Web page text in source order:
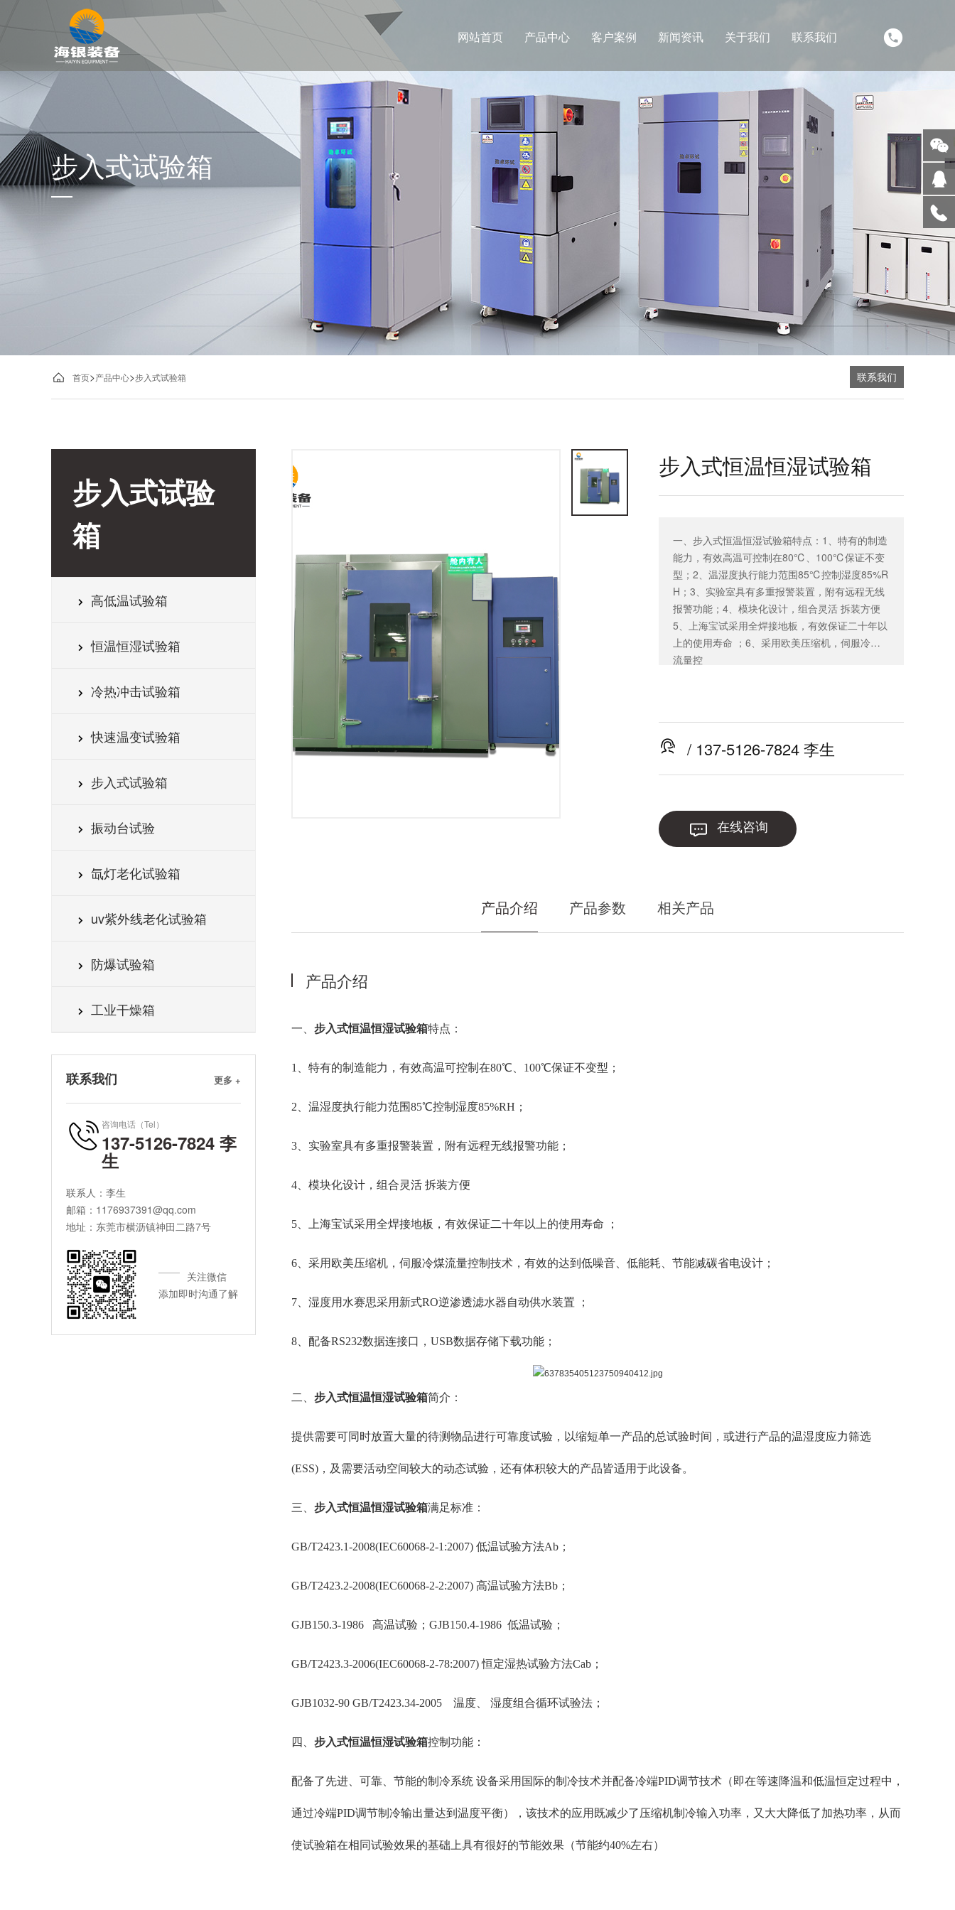
网站首页 产品中心 客户案例 新闻资讯 关于我们 联系我们
步入式试验箱
首页>产品中心>步入式试验箱 联系我们
步入式试验
箱
高低温试验箱
恒温恒湿试验箱
冷热冲击试验箱
快速温变试验箱
步入式试验箱
振动台试验
氙灯老化试验箱
uv紫外线老化试验箱
防爆试验箱
工业干燥箱
联系我们 更多 +
咨询电话（Tel）
137-5126-7824 李
生
联系人：李生
邮箱：1176937391@qq.com
地址：东莞市横沥镇神田二路7号
关注微信
添加即时沟通了解
步入式恒温恒湿试验箱
一、步入式恒温恒湿试验箱特点：1、特有的制造
能力，有效高温可控制在80℃、100℃保证不变
型；2、温湿度执行能力范围85℃控制湿度85%R
H；3、实验室具有多重报警装置，附有远程无线
报警功能；4、模块化设计，组合灵活 拆装方便
5、上海宝试采用全焊接地板，有效保证二十年以
上的使用寿命 ；6、采用欧美压缩机，伺服冷煤
流量控
/ 137-5126-7824 李生
在线咨询
产品介绍 产品参数 相关产品
产品介绍
一、 步入式恒温恒湿试验箱特点：
1、特有的制造能力，有效高温可控制在80℃、100℃保证不变型；
2、温湿度执行能力范围85℃控制湿度85%RH；
3、实验室具有多重报警装置，附有远程无线报警功能；
4、模块化设计，组合灵活 拆装方便
5、上海宝试采用全焊接地板，有效保证二十年以上的使用寿命 ；
6、采用欧美压缩机，伺服冷煤流量控制技术，有效的达到低噪音、低能耗、节能减碳省电设计；
7、湿度用水赛思采用新式RO逆渗透滤水器自动供水装置 ；
8、配备RS232数据连接口，USB数据存储下载功能；
二、 步入式恒温恒湿试验箱简介：
提供需要可同时放置大量的待测物品进行可靠度试验，以缩短单一产品的总试验时间，或进行产品的温湿度应力筛选
(ESS)，及需要活动空间较大的动态试验，还有体积较大的产品皆适用于此设备。
三、 步入式恒温恒湿试验箱满足标准：
GB/T2423.1-2008(IEC60068-2-1:2007) 低温试验方法Ab；
GB/T2423.2-2008(IEC60068-2-2:2007) 高温试验方法Bb；
GJB150.3-1986 高温试验；GJB150.4-1986 低温试验；
GB/T2423.3-2006(IEC60068-2-78:2007) 恒定湿热试验方法Cab；
GJB1032-90 GB/T2423.34-2005 温度、 湿度组合循环试验法；
四、 步入式恒温恒湿试验箱控制功能：
配备了先进、可靠、节能的制冷系统 设备采用国际的制冷技术并配备冷端PID调节技术（即在等速降温和低温恒定过程中，
通过冷端PID调节制冷输出量达到温度平衡），该技术的应用既减少了压缩机制冷输入功率，又大大降低了加热功率，从而
使试验箱在相同试验效果的基础上具有很好的节能效果（节能约40%左右）
关注
微信
在线
客服
服务
热线
回到
顶部